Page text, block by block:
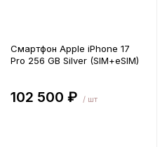
Смартфон Apple iPhone 17
Pro 256 GB Silver (SIM+eSIM)
102 500 ₽ / шт